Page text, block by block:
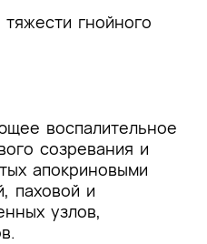
гнойного
воспалительное
созревания и
апокриновыми
паховой и
узлов,